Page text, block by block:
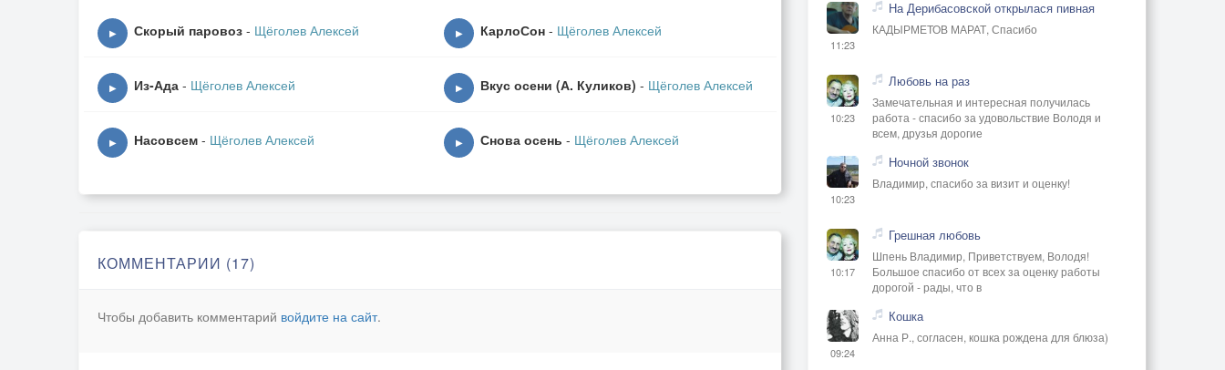
3
Осень - конец фильма
▶ Скорый паровоз - Щёголев Алексей ▶ КарлоСон - Щёголев Алексей
▶ Из-Ада - Щёголев Алексей ▶ Вкус осени (А. Куликов) - Щёголев Алексей
▶ Насовсем - Щёголев Алексей ▶ Снова осень - Щёголев Алексей
КОММЕНТАРИИ (17)
Чтобы добавить комментарий войдите на сайт.
11:23
На Дерибасовской открылася пивная
КАДЫРМЕТОВ МАРАТ, Спасибо
10:23
Любовь на раз
Замечательная и интересная получилась
работа - спасибо за удовольствие Володя и
всем, друзья дорогие
10:23
Ночной звонок
Владимир, спасибо за визит и оценку!
10:17
Грешная любовь
Шпень Владимир, Приветствуем, Володя!
Большое спасибо от всех за оценку работы
дорогой - рады, что в
09:24
Кошка
Анна Р., согласен, кошка рождена для блюза)